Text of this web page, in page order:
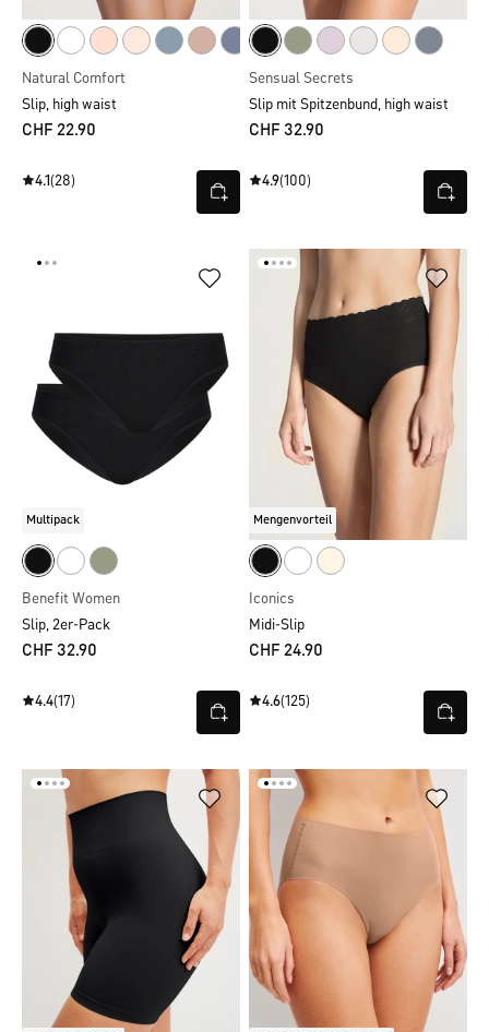
Natural Comfort
Slip, high waist
CHF 22.90
4.1(28)
Sensual Secrets
Slip mit Spitzenbund, high waist
CHF 32.90
4.9(100)
Multipack
Benefit Women
Slip, 2er-Pack
CHF 32.90
4.4(17)
Mengenvorteil
Iconics
Midi-Slip
CHF 24.90
4.6(125)